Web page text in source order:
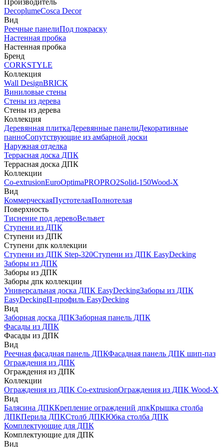
Производитель
DecoplumeCosca Decor
Вид
Реечные панелиПод покраску
Настенная пробка
Настенная пробка
Бренд
CORKSTYLE
Коллекция
Wall DesignBRICK
Виниловые стены
Стены из дерева
Стены из дерева
Коллекция
Деревянная плиткаДеревянные панелиДекоративные
панноСопутствующие из амбарной доски
Наружная отделка
Террасная доска ДПК
Террасная доска ДПК
Коллекции
Co-extrusionEuroOptimaPROPRO2Solid-150Wood-X
Вид
КоммерческаяПустотелаяПолнотелая
Поверхность
Тиснение под деревоВельвет
Ступени из ДПК
Ступени из ДПК
Ступени дпк коллекции
Ступени из ДПК Step-320Ступени из ДПК EasyDecking
Заборы из ДПК
Заборы из ДПК
Заборы дпк коллекции
Универсальная доска ДПК EasyDeckingЗаборы из ДПК
EasyDeckingП-профиль EasyDecking
Вид
Заборная доска ДПКЗаборная панель ДПК
Фасады из ДПК
Фасады из ДПК
Вид
Реечная фасадная панель ДПКФасадная панель ДПК шип-паз
Ограждения из ДПК
Ограждения из ДПК
Коллекции
Ограждения из ДПК Co-extrusionОграждения из ДПК Wood-X
Вид
Балясина ДПККрепление ограждений дпкКрышка столба
ДПКПерила ДПКСтолб ДПКЮбка столба ДПК
Комплектующие для ДПК
Комплектующие для ДПК
Вид